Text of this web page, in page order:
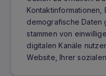
Kontaktinformationen,
demografische Daten
stammen von
digitalen Kanäle
Website, Ihrer